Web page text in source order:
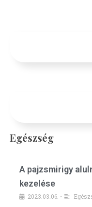
Egészség
A pajzsmirigy
kezelése
2023.03.06. •